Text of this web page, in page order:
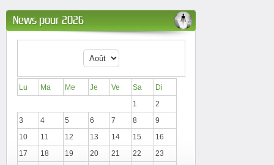
News pour 2026
Lu Ma Me Je Ve Sa
Di
1
2
3
4 5 6 7 8
9
10
11 12 13 14 15
16
17
18 19 20 21 22
23